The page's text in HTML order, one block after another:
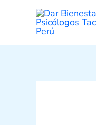
contenido